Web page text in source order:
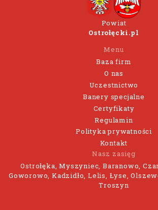
Powiat
Ostrołęcki.pl
Menu
Baza firm
O nas
Uczestnictwo
Banery specjalne
Certyfikaty
Regulamin
Polityka prywatności
Kontakt
Nasz zasięg
Ostrołęka, Myszyniec, Baranowo,
Goworowo, Kadzidło, Lelis, Łyse,
Troszyn